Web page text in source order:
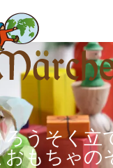
ろうそく立
もちゃの